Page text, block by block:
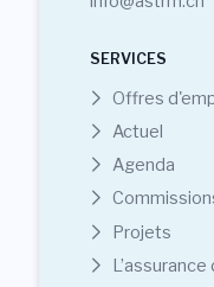
SERVICES
Offres
Actuel
Agenda
Projets